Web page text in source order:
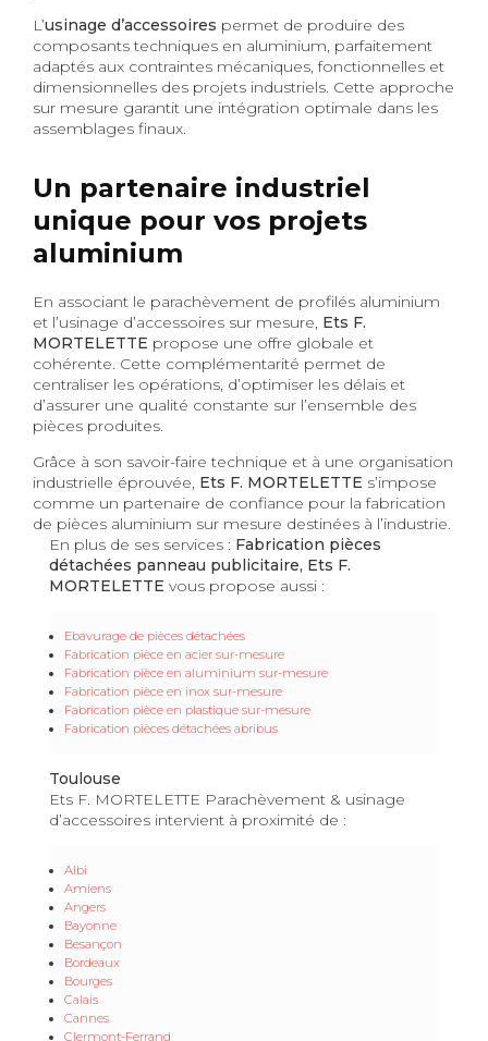
L’usinage d’accessoires permet de produire des
composants techniques en aluminium, parfaitement
adaptés aux contraintes mécaniques, fonctionnelles et
dimensionnelles des projets industriels. Cette approche
sur mesure garantit une intégration optimale dans les
assemblages finaux.
Un partenaire industriel
unique pour vos projets
aluminium
En associant le parachèvement de profilés aluminium
et l’usinage d’accessoires sur mesure, Ets F.
MORTELETTE propose une offre globale et
cohérente. Cette complémentarité permet de
centraliser les opérations, d’optimiser les délais et
d’assurer une qualité constante sur l’ensemble des
pièces produites.
Grâce à son savoir-faire technique et à une organisation
industrielle éprouvée, Ets F. MORTELETTE s’impose
comme un partenaire de confiance pour la fabrication
de pièces aluminium sur mesure destinées à l’industrie.
En plus de ses services : Fabrication pièces
détachées panneau publicitaire, Ets F.
MORTELETTE vous propose aussi :
Ebavurage de pièces détachées
Fabrication pièce en acier sur-mesure
Fabrication pièce en aluminium sur-mesure
Fabrication pièce en inox sur-mesure
Fabrication pièce en plastique sur-mesure
Fabrication pièces détachées abribus
Toulouse
Ets F. MORTELETTE Parachèvement & usinage
d’accessoires intervient à proximité de :
Albi
Amiens
Angers
Bayonne
Besançon
Bordeaux
Bourges
Calais
Cannes
Clermont-Ferrand